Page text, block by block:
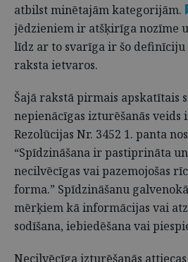
atbilst minētajām kategorijām.
jēdzieniem ir atšķirīga nozīme
līdz ar to svarīga ir šo
raksta ietvaros.
Šajā rakstā pirmais apskatītais
nepienācīgas izturēšanās veids
Rezolūcijas Nr. 3452 1. panta
“Spīdzināšana ir pastiprināta
necilvēcīgas vai pazemojošas
forma.” Spīdzināšanu
mērķiem kā informācijas vai
sodīšana, iebiedēšana vai
Necilvēcīga izturēšanās